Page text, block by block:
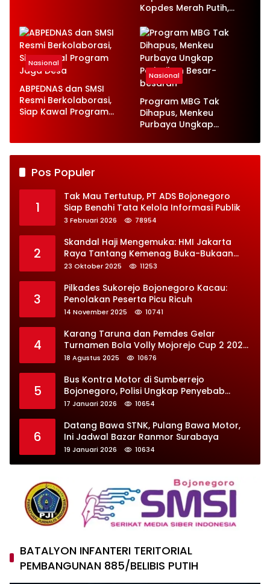
Kopdes Merah Putih,
Kerja
Nasional
ABPEDNAS dan SMSI
Resmi Berkolaborasi,
Siap Kawal Program
Nasional
Program MBG Tak
Dihapus, Menkeu
Purbaya Ungkap
Pos Populer
1
Tak Mau Tertutup, PT ADS Bojonegoro
Siap Benahi Tata Kelola Informasi Publik
3 Februari 2026 78954
2
Skandal Haji Mengemuka: HMI Jakarta
Raya Tantang Kemenag Buka-Bukaan
Soal Kontrak Syarekah Bermasalah
23 Oktober 2025 11253
3
Pilkades Sukorejo Bojonegoro Kacau:
Penolakan Peserta Picu Ricuh
14 November 2025 10741
4
Karang Taruna dan Pemdes Gelar
Turnamen Bola Volly Mojorejo Cup 2 2025,
Diikuti 28 Tim
18 Agustus 2025 10676
5
Bus Kontra Motor di Sumberrejo
Bojonegoro, Polisi Ungkap Penyebab
Kecelakaan
17 Januari 2026 10654
6
Datang Bawa STNK, Pulang Bawa Motor,
Ini Jadwal Bazar Ranmor Surabaya
19 Januari 2026 10634
BATALYON INFANTERI TERITORIAL
PEMBANGUNAN 885/BELIBIS PUTIH